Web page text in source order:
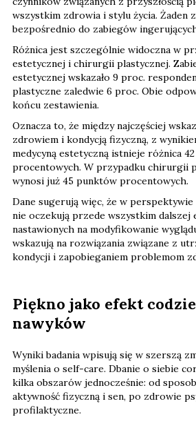
wszystkim zdrowia i stylu życia. Żaden
bezpośrednio do zabiegów
Różnica jest szczególnie widoczna w
estetycznej i chirurgii plastycznej.
estetycznej wskazało 9 proc.
plastyczne zaledwie 6 proc. Obie
końcu zestawienia.
Oznacza to, że między najczęściej
zdrowiem i kondycją fizyczną, z
medycyną estetyczną istnieje różnica
procentowych. W przypadku chirurgii
wynosi już 45 punktów procentowych.
Dane sugerują więc, że w
nie oczekują przede wszystkim dalszej
nastawionych na modyfikowanie
wskazują na rozwiązania związane z
kondycji i zapobieganiem problemom
Piękno jako efekt
nawyków
Wyniki badania wpisują się w szerszą
myślenia o self-care. Dbanie o siebie
kilka obszarów jednocześnie: od
aktywność fizyczną i sen, po zdrowie
profilaktyczne.